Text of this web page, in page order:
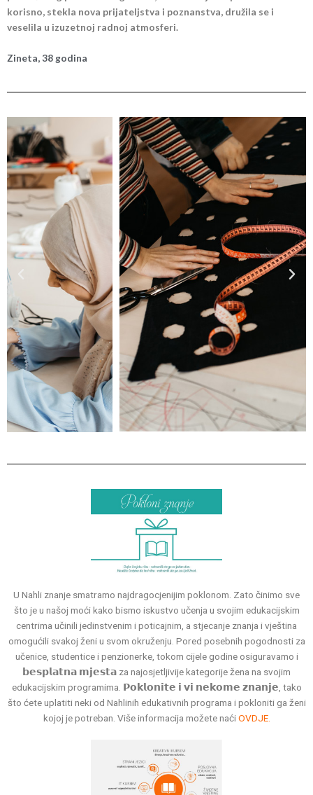
korisno, stekla nova prijateljstva i poznanstva, družila se i
veselila u izuzetnoj radnoj atmosferi.
Zineta, 38 godina
e
v
i
o
u
s
N
U Nahli znanje smatramo najdragocjenijim poklonom. Zato činimo sve
što je u našoj moći kako bismo iskustvo učenja u svojim edukacijskim
centrima učinili jedinstvenim i poticajnim, a stjecanje znanja i vještina
omogućili svakoj ženi u svom okruženju. Pored posebnih pogodnosti za
učenice, studentice i penzionerke, tokom cijele godine osiguravamo i
𝗯𝗲𝘀𝗽𝗹𝗮𝘁𝗻𝗮 𝗺𝗷𝗲𝘀𝘁𝗮 za najosjetljivije kategorije žena na svojim
edukacijskim programima. 𝗣𝗼𝗸𝗹𝗼𝗻𝗶𝘁𝗲 𝗶 𝘃𝗶 𝗻𝗲𝗸𝗼𝗺𝗲 𝘇𝗻𝗮𝗻𝗷𝗲, tako
što ćete uplatiti neki od Nahlinih edukativnih programa i pokloniti ga ženi
kojoj je potreban. Više informacija možete naćiOVDJE.